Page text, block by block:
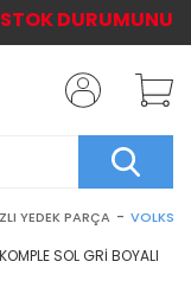
YEDEK PARÇA
DURUMUNU